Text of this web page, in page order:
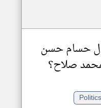
حسام حسن
صلاح؟
Politics